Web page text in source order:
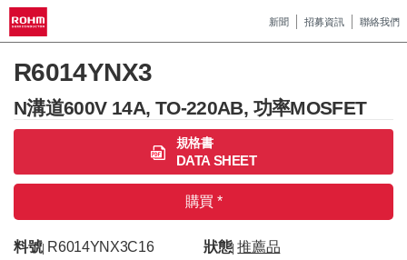
新聞 招募資訊 聯絡我們
R6014YNX3
N溝道600V 14A, TO-220AB, 功率MOSFET
規格書
DATA SHEET
購買 *
料號| R6014YNX3C16 狀態|推薦品